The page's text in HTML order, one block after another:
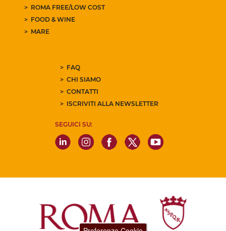
ROMA FREE/LOW COST
FOOD & WINE
MARE
FAQ
CHI SIAMO
CONTATTI
ISCRIVITI ALLA NEWSLETTER
SEGUICI SU: